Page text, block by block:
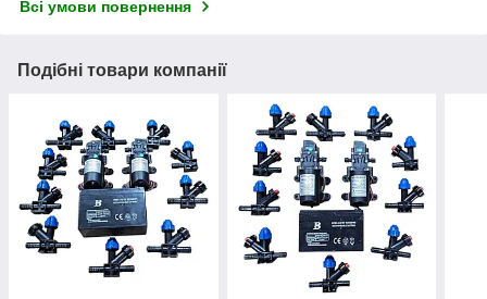
Всі умови повернення
Подібні товари компанії